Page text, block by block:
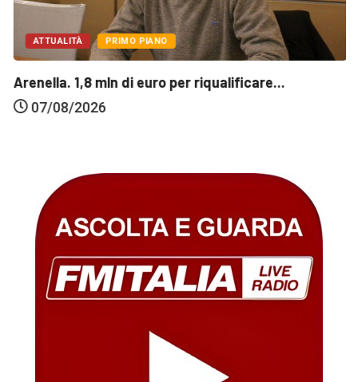
ATTUALITÀ PRIMO PIANO
Arenella. 1,8 mln di euro per riqualificare...
07/08/2026